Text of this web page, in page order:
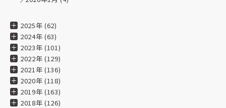
2025年 (62)
2024年 (63)
2023年 (101)
2022年 (129)
2021年 (136)
2020年 (118)
2019年 (163)
2018年 (126)